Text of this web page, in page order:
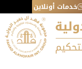
خدمات أونلاين